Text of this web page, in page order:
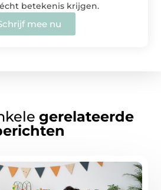
betekenis krijgen.
mee nu
gerelateerde